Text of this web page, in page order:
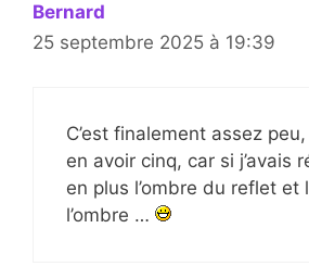
Bernard
25 septembre 2025 à 19:39
C’est finalement assez peu,
en avoir cinq, car si j’avais
en plus l’ombre du reflet et
l’ombre …